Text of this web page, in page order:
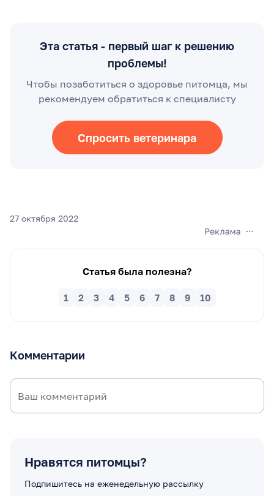
Эта статья - первый шаг к решению
проблемы!
Чтобы позаботиться о здоровье питомца, мы
рекомендуем обратиться к специалисту
Спросить ветеринара
27 октября 2022
Статья была полезна?
10
9
8
7
6
5
4
3
2
1
Комментарии
Нравятся питомцы?
Подпишитесь на еженедельную рассылку